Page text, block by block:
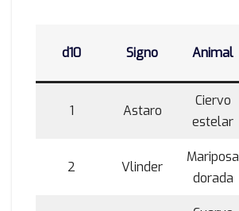
d10 Signo Animal
1 Astaro
Ciervo
estelar
2 Vlinder
Mariposa
dorada